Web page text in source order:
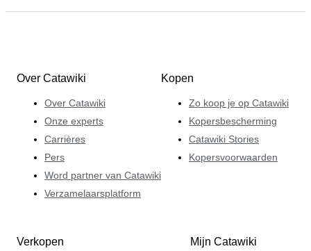
Over Catawiki
Over Catawiki
Onze experts
Carrières
Pers
Word partner van Catawiki
Verzamelaarsplatform
Kopen
Zo koop je op Catawiki
Kopersbescherming
Catawiki Stories
Kopersvoorwaarden
Verkopen Mijn Catawiki